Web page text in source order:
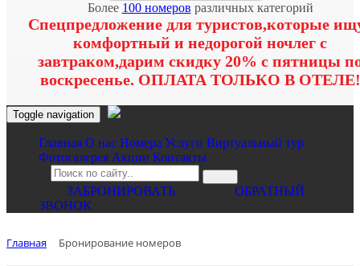
Более 100 номеров различных категорий
Спецпредложение для туристов,которые
комфортный и недорогой ночлег с
завтраком,дарим скидку 20% с пятницы
воскресенье. ОПЛАТА ТОЛЬКО В ОТЕЛЕ!
Toggle navigation
Главная O нас Номера Услуги Виртуальный тур
Фотогалерея Акции Контакты
ЗАБРОНИРОВАТЬ
ОБРАТНЫЙ
ЗВОНОК
Главная Бронирование номеров